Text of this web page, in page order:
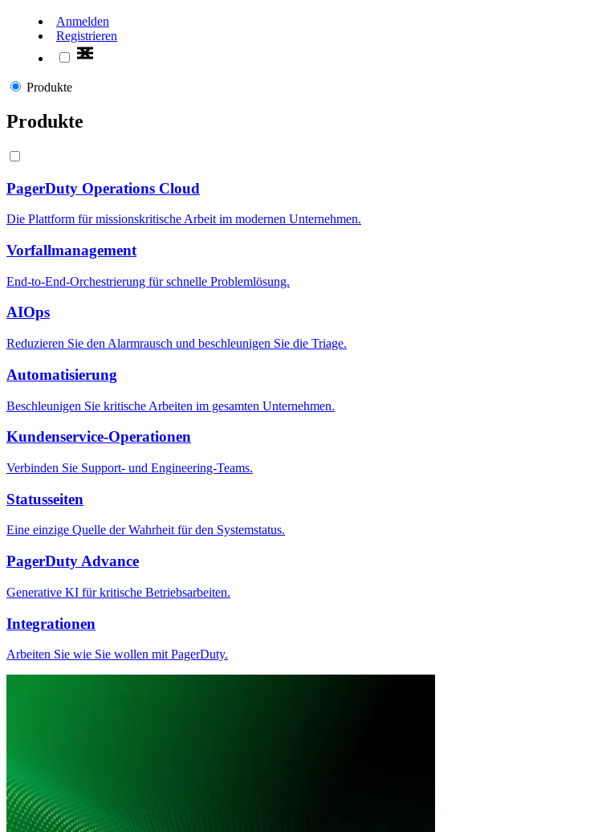
Anmelden
Registrieren
Produkte
Produkte
PagerDuty Operations Cloud
Die Plattform für missionskritische Arbeit im modernen Unternehmen.
Vorfallmanagement
End-to-End-Orchestrierung für schnelle Problemlösung.
AIOps
Reduzieren Sie den Alarmrausch und beschleunigen Sie die Triage.
Automatisierung
Beschleunigen Sie kritische Arbeiten im gesamten Unternehmen.
Kundenservice-Operationen
Verbinden Sie Support- und Engineering-Teams.
Statusseiten
Eine einzige Quelle der Wahrheit für den Systemstatus.
PagerDuty Advance
Generative KI für kritische Betriebsarbeiten.
Integrationen
Arbeiten Sie wie Sie wollen mit PagerDuty.